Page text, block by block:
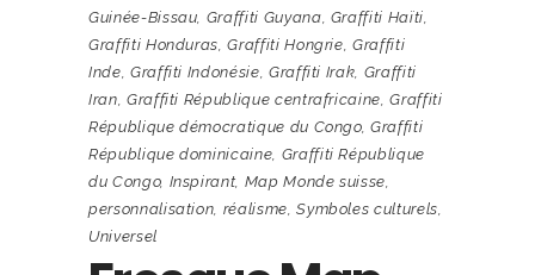
Guinée-Bissau, Graffiti Guyana, Graffiti Haïti,
Graffiti Honduras,Graffiti Hongrie,Graffiti
Inde, Graffiti Indonésie, Graffiti Irak, Graffiti
Iran, Graffiti République centrafricaine,Graffiti
République démocratique du Congo,Graffiti
République dominicaine, Graffiti République
du Congo, Inspirant, Map Monde suisse,
personnalisation, réalisme,Symboles culturels,
Universel